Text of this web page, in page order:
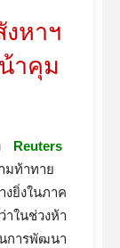
หาฯ
าคุม
Reuters
มท้าทาย
งในภาค
ในช่วงห้า
ารพัฒนา